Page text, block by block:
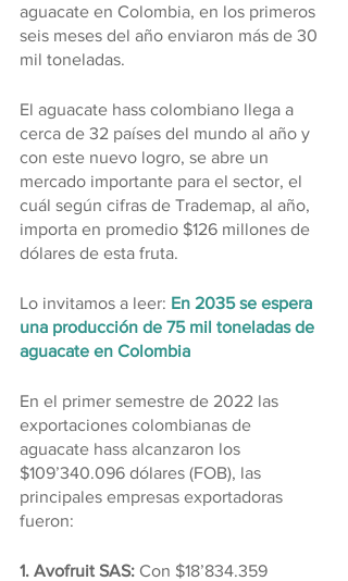
aguacate en Colombia, en los primeros
seis meses del año enviaron más de 30
mil toneladas.
El aguacate hass colombiano llega a
cerca de 32 países del mundo al año y
con este nuevo logro, se abre un
mercado importante para el sector, el
cuál según cifras de Trademap, al año,
importa en promedio $126 millones de
dólares de esta fruta.
Lo invitamos a leer: En 2035 se espera
una producción de 75 mil toneladas de
aguacate en Colombia
En el primer semestre de 2022 las
exportaciones colombianas de
aguacate hass alcanzaron los
$109’340.096 dólares (FOB), las
principales empresas exportadoras
fueron:
1. Avofruit SAS: Con $18’834.359